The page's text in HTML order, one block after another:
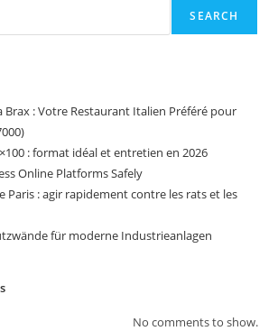
SEARCH
Brax : Votre Restaurant Italien Préféré pour
: format idéal et entretien en 2026
Online Platforms Safely
Paris : agir rapidement contre les rats et les
für moderne Industrieanlagen
No comments to show.